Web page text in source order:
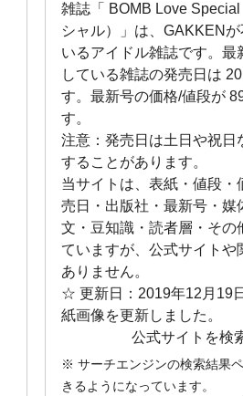
雑誌「 BOMB Love
シャル）」は、GAKKEN
いるアイドル雑誌です。最
している雑誌の発売日は
す。最新号の価格/値段が
す。
注意：発売日は土日や祝日
することがあります。
当サイトは、表紙・値段・
売日・出版社・最新号・媒
文・豆知識・読者層・その
ていますが、公式サイトや
ありません。
☆ 更新日： 2019年12月19日
紙画像を更新しました。
公式サイトを検
※ サーチエンジンの検索結果
きるようになっています。